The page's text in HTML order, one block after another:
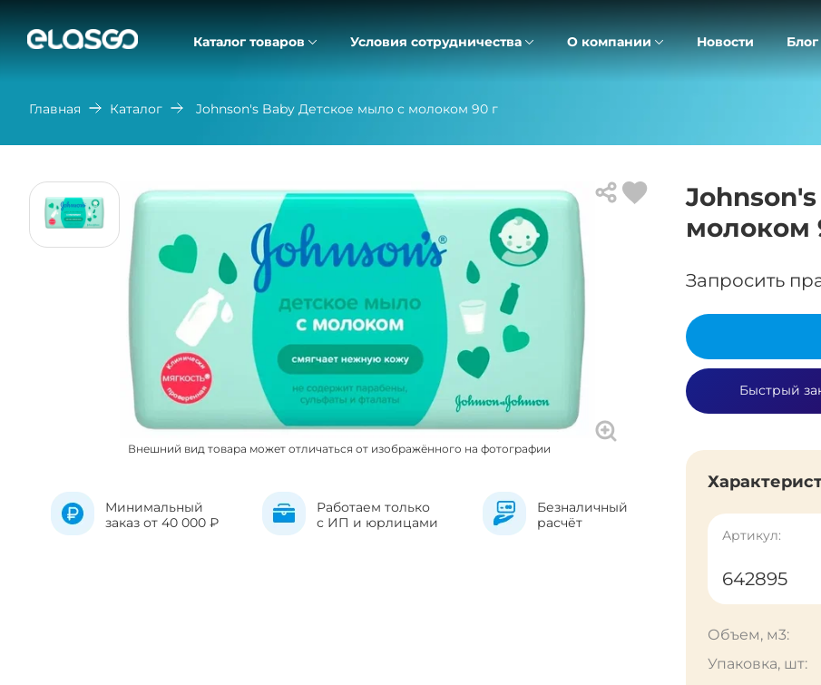
Каталог товаров Условия сотрудничества О компании Новости Блог
Главная Каталог Johnson's Baby Детское мыло с молоком 90 г
Внешний вид товара может отличаться от изображённого на фотографии
Минимальный
заказ от 40 000 ₽
Работаем только
с ИП и юрлицами
Безналичный
расчёт
молоком
Запросить
Быстрый
Артикул:
642895
Объем, м3:
Упаковка, шт: